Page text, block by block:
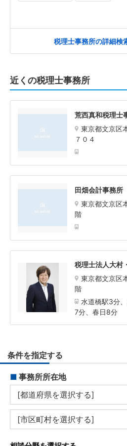
税理士事務所の詳細検
近くの税理士事務所
荒西真和税理士
東京都文京区
７０４
田畑会計事務所
東京都文京区
階
税理士法人大村
東京都文京
階
水道橋駅3分
7分、春日8分
条件を指定する
■ 事務所所在地